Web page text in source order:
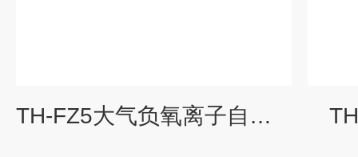
TH-FZ5大气负氧离子自动监测系统